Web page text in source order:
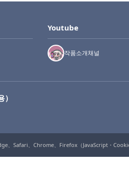
Youtube
작품소개채널
、Safari、Chrome、Firefox（JavaScript・